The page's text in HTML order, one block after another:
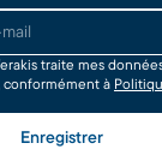
email
traite mes
à